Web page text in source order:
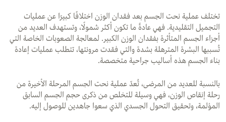
تختلف عملية نحت الجسم بعد فقدان الوزن اختلافًا كبيرًا عن عمليات
التجميل التقليدية. فهي عادةً ما تكون أكثر شمولًا، وتستهدف العديد من
أجزاء الجسم المتأثرة بفقدان الوزن الكبير. لمعالجة الصعوبات الخاصة التي
تُسببها البشرة المترهلة بشدة والتي فقدت مرونتها، تتطلب عمليات إعادة
بناء الجسم هذه أساليب جراحية متخصصة.
بالنسبة للعديد من المرضى، تُعدّ عملية نحت الجسم المرحلة الأخيرة من
رحلة إنقاص الوزن، فهي وسيلة للتخلص من ذكرى حجم الجسم السابق
المؤلمة، وتحقيق التحول الجسدي الذي سعوا جاهدين للوصول إليه.